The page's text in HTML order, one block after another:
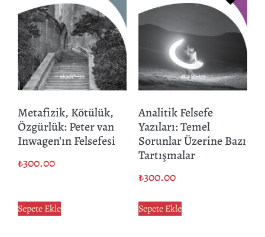
Metafizik, Kötülük,
Özgürlük: Peter van
Inwagen’ın Felsefesi
₺300.00
Sepete Ekle
Analitik Felsefe
Yazıları: Temel
Sorunlar Üzerine Bazı
Tartışmalar
₺300.00
Sepete Ekle